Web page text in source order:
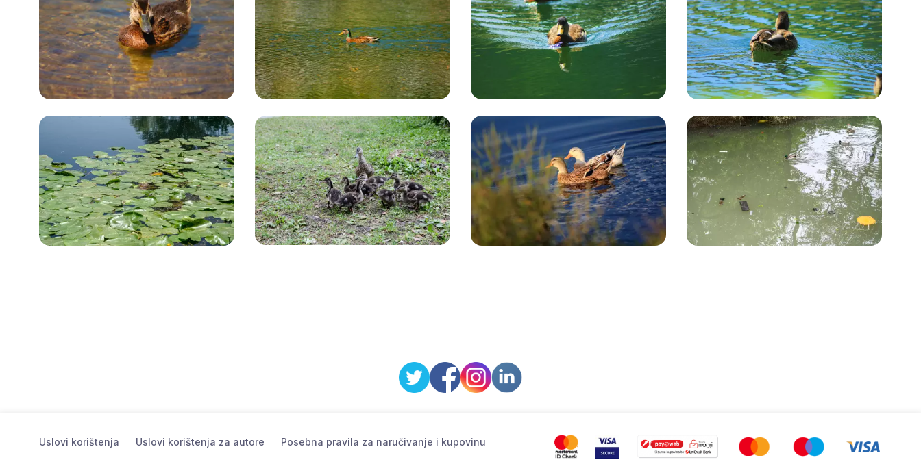
Uslovi korištenja Uslovi korištenja za autore Posebna pravila za naručivanje i kupovinu